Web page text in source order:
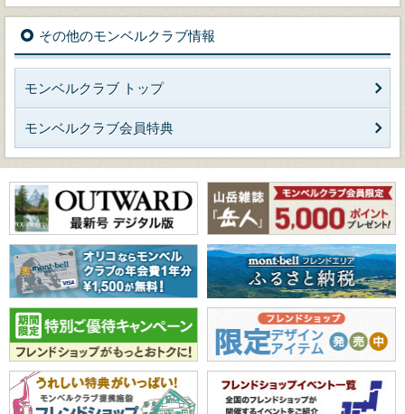
その他のモンベルクラブ情報
モンベルクラブ トップ
モンベルクラブ会員特典